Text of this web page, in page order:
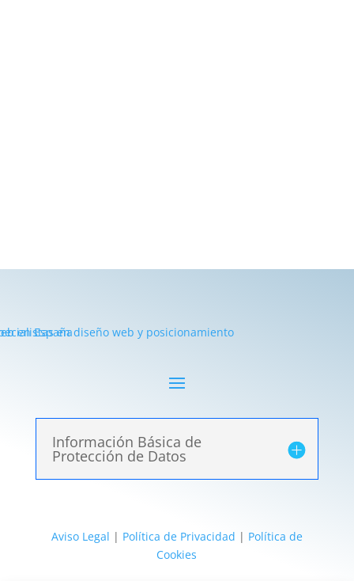
Información Básica de
Protección de Datos
Aviso Legal | Política de Privacidad | Política de
Cookies